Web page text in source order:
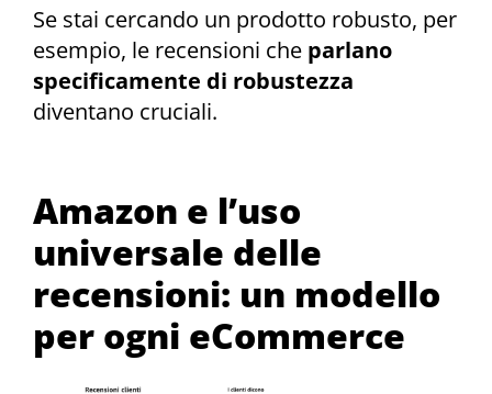
Se stai cercando un prodotto robusto, per
esempio, le recensioni che parlano
specificamente di robustezza
diventano cruciali.
Amazon e l’uso
universale delle
recensioni: un modello
per ogni eCommerce